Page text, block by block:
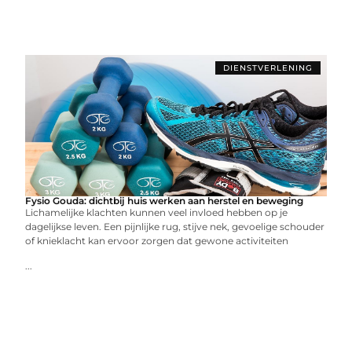
DIENSTVERLENING
Fysio Gouda: dichtbij huis werken aan herstel en beweging
Lichamelijke klachten kunnen veel invloed hebben op je
dagelijkse leven. Een pijnlijke rug, stijve nek, gevoelige schouder
of knieklacht kan ervoor zorgen dat gewone activiteiten
...